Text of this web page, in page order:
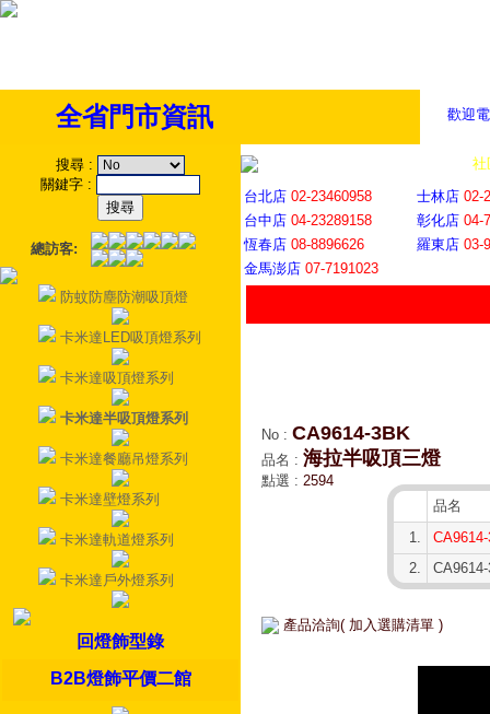
歡迎
全省門市資訊
搜尋 :
關鍵字 :
總訪客:
防蚊防塵防潮吸頂燈
卡米達LED吸頂燈系列
卡米達吸頂燈系列
卡米達半吸頂燈系列
卡米達餐廳吊燈系列
卡米達壁燈系列
卡米達軌道燈系列
卡米達戶外燈系列
回燈飾型錄
B2B燈飾平價二館
社
台北店 02-23460958 士林店 02-
台中店 04-23289158 彰化店 04-
恆春店 08-8896626 羅東店 03-
金馬澎店 07-7191023
No : CA9614-3BK
品名 : 海拉半吸頂三燈
點選 : 2594
品名
1.
2.
產品洽詢( 加入選購清單 )